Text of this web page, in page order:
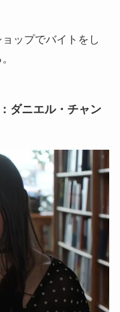
ップでバイトをし
ダニエル・チャン